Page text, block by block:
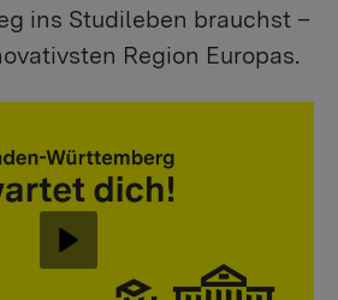
ins Studileben brauchst –
Region Europas.
Abspielen